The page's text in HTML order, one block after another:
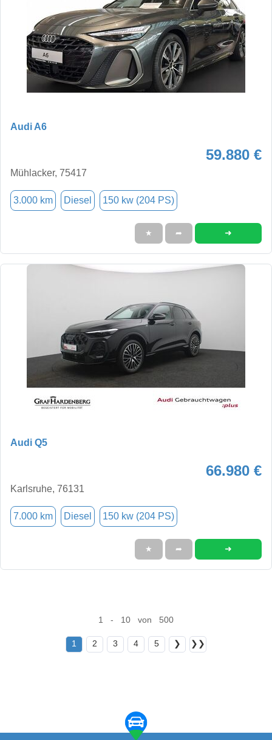
Audi A6
59.880 €
Mühlacker, 75417
3.000 km Diesel 150 kw (204 PS)
★ ➦ ➜
Audi Q5
66.980 €
Karlsruhe, 76131
7.000 km Diesel 150 kw (204 PS)
★ ➦ ➜
1 - 10 von 500
1 2 3 4 5 ❯ ❯❯